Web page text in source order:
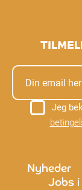
Jeg
Nyheder
Jobs i